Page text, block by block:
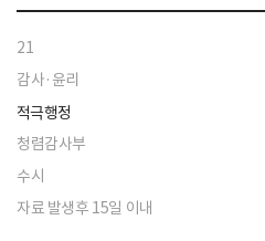
택
21
감사·윤리
적극행정
청렴감사부
수시
자료 발생후 15일 이내